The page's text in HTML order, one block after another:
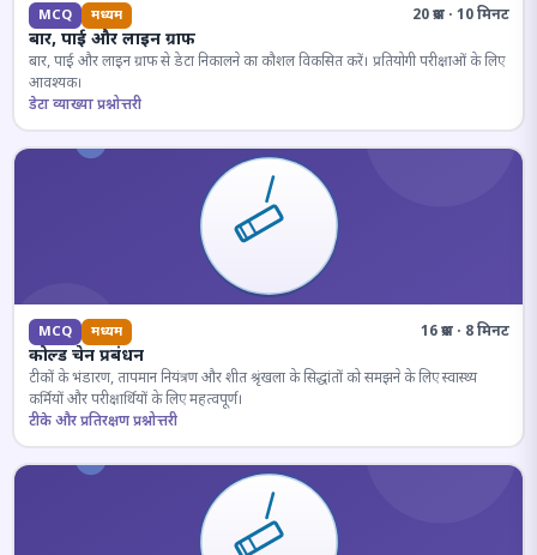
MCQ मध्यम 20 प्रश्न · 10 मिनट
बार, पाई और लाइन ग्राफ
बार, पाई और लाइन ग्राफ से डेटा निकालने का कौशल विकसित करें। प्रतियोगी परीक्षाओं के लिए
आवश्यक।
डेटा व्याख्या प्रश्नोत्तरी
MCQ मध्यम 16 प्रश्न · 8 मिनट
कोल्ड चेन प्रबंधन
टीकों के भंडारण, तापमान नियंत्रण और शीत श्रृंखला के सिद्धांतों को समझने के लिए स्वास्थ्य
कर्मियों और परीक्षार्थियों के लिए महत्वपूर्ण।
टीके और प्रतिरक्षण प्रश्नोत्तरी